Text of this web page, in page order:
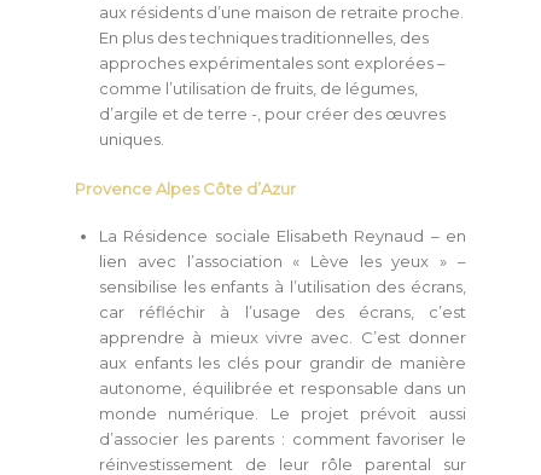
aux résidents d’une maison de retraite proche.
En plus des techniques traditionnelles, des
approches expérimentales sont explorées –
comme l’utilisation de fruits, de légumes,
d’argile et de terre -, pour créer des œuvres
uniques.
Provence Alpes Côte d’Azur
La Résidence sociale Elisabeth Reynaud – en
lien avec l’association « Lève les yeux » –
sensibilise les enfants à l’utilisation des écrans,
car réfléchir à l’usage des écrans, c’est
apprendre à mieux vivre avec. C’est donner
aux enfants les clés pour grandir de manière
autonome, équilibrée et responsable dans un
monde numérique. Le projet prévoit aussi
d’associer les parents : comment favoriser le
réinvestissement de leur rôle parental sur